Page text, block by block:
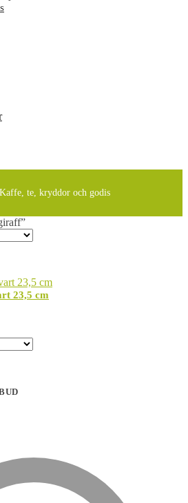
Kaffe, te, kryddor och godis
23,5 cm